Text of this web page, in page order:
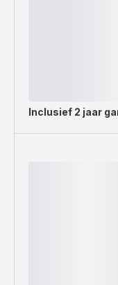
Inclusief 2 jaar